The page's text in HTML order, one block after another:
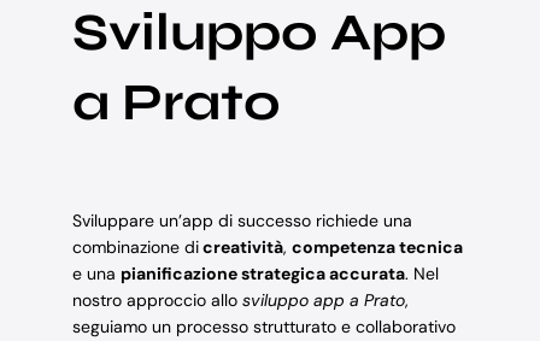
Sviluppo App
a Prato
Sviluppare un’app di successo richiede una
combinazione dicreatività, competenza tecnica
e una pianificazione strategica accurata. Nel
nostro approccio allo sviluppo app a Prato,
seguiamo un processo strutturato e collaborativo